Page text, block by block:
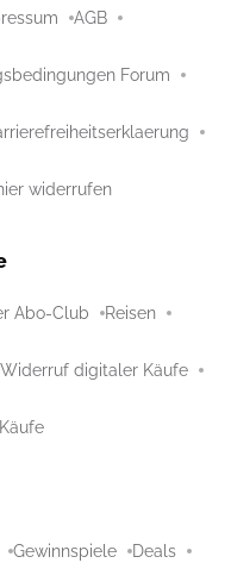
AGB
Forum
widerrufen
Abo-Club Reisen
Widerruf digitaler Käufe
Gewinnspiele Deals